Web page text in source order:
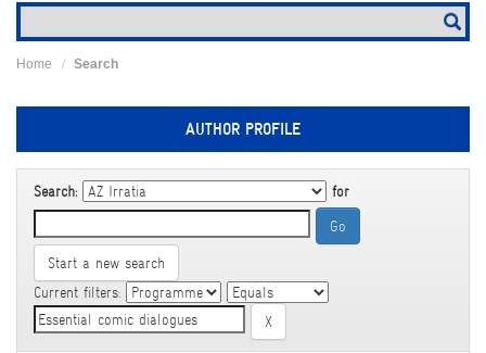
Home Search
AUTHOR PROFILE
Search: for
Start a new search
Current filters: